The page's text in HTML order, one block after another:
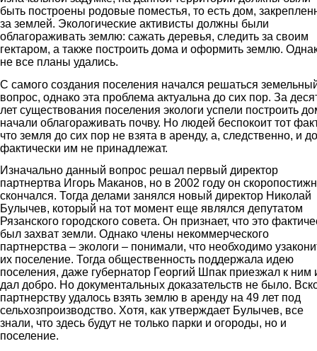
быть построены родовые поместья, то есть дом,
за землей. Экологические активисты должны были
облагораживать землю: сажать деревья, следить за своим
гектаром, а также построить дома и оформить землю.
не все планы удались.
С самого создания поселения начался решаться
вопрос, однако эта проблема актуальна до сих пор. За
лет существования поселения экологи успели построить
начали облагораживать почву. Но людей беспокоит тот
что земля до сих пор не взята в аренду, а, следственно, и
фактически им не принадлежат.
Изначально данный вопрос решал первый директор
партнертва Игорь Маканов, но в 2002 году он
скончался. Тогда делами занялся новый директор Николай
Булычев, который на тот момент еще являлся депутатом
Рязанского городского совета. Он признает, что это
был захват земли. Однако члены некоммерческого
партнерства – экологи – понимали, что необходимо
их поселение. Тогда общественность поддержала идею
поселения, даже губернатор Георгий Шпак приезжал к ним
дал добро. Но документальных доказательств не было.
партнерству удалось взять землю в аренду на 49 лет под
сельхозпроизводство. Хотя, как утверждает Булычев, все
знали, что здесь будут не только парки и огороды, но и
поселение.